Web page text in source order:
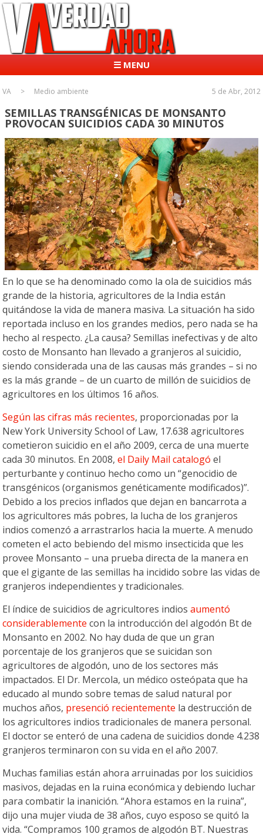
☰ MENU
VA Medio ambiente 5 de Abr, 2012
SEMILLAS TRANSGÉNICAS DE MONSANTO
PROVOCAN SUICIDIOS CADA 30 MINUTOS
En lo que se ha denominado como la ola de suicidios más
grande de la historia, agricultores de la India están
quitándose la vida de manera masiva. La situación ha sido
reportada incluso en los grandes medios, pero nada se ha
hecho al respecto. ¿La causa? Semillas inefectivas y de alto
costo de Monsanto han llevado a granjeros al suicidio,
siendo considerada una de las causas más grandes – si no
es la más grande – de un cuarto de millón de suicidios de
agricultores en los últimos 16 años.
Según las cifras más recientes, proporcionadas por la
New York University School of Law, 17.638 agricultores
cometieron suicidio en el año 2009, cerca de una muerte
cada 30 minutos. En 2008,el Daily Mail catalogó el
perturbante y continuo hecho como un “genocidio de
transgénicos (organismos genéticamente modificados)”.
Debido a los precios inflados que dejan en bancarrota a
los agricultores más pobres, la lucha de los granjeros
indios comenzó a arrastrarlos hacia la muerte. A menudo
cometen el acto bebiendo del mismo insecticida que les
provee Monsanto – una prueba directa de la manera en
que el gigante de las semillas ha incidido sobre las vidas de
granjeros independientes y tradicionales.
El índice de suicidios de agricultores indiosaumentó
considerablemente con la introducción del algodón Bt de
Monsanto en 2002. No hay duda de que un gran
porcentaje de los granjeros que se suicidan son
agricultores de algodón, uno de los sectores más
impactados. El Dr. Mercola, un médico osteópata que ha
educado al mundo sobre temas de salud natural por
muchos años, presenció recientemente la destrucción de
los agricultores indios tradicionales de manera personal.
El doctor se enteró de una cadena de suicidios donde 4.238
granjeros terminaron con su vida en el año 2007.
Muchas familias están ahora arruinadas por los suicidios
masivos, dejadas en la ruina económica y debiendo luchar
para combatir la inanición. “Ahora estamos en la ruina”,
dijo una mujer viuda de 38 años, cuyo esposo se quitó la
vida. “Compramos 100 gramos de algodón BT. Nuestras